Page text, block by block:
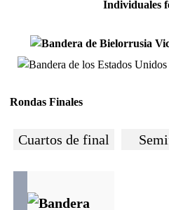
Individuales
Rondas Finales
Cuartos de final